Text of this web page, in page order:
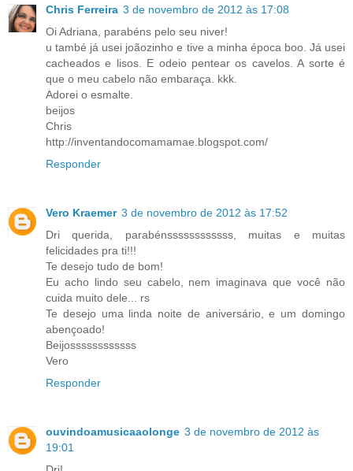
Chris Ferreira 3 de novembro de 2012 às 17:08
Oi Adriana, parabéns pelo seu niver!
u també já usei joãozinho e tive a minha época boo. Já usei
cacheados e lisos. E odeio pentear os cavelos. A sorte é
que o meu cabelo não embaraça. kkk.
Adorei o esmalte.
beijos
Chris
http://inventandocomamamae.blogspot.com/
Responder
Vero Kraemer 3 de novembro de 2012 às 17:52
Dri querida, parabénssssssssssss, muitas e muitas
felicidades pra ti!!!
Te desejo tudo de bom!
Eu acho lindo seu cabelo, nem imaginava que você não
cuida muito dele... rs
Te desejo uma linda noite de aniversário, e um domingo
abençoado!
Beijossssssssssss
Vero
Responder
ouvindoamusicaaolonge 3 de novembro de 2012 às
19:01